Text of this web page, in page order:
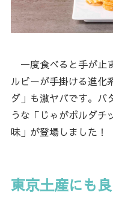
一度食べると手が止
ルビーが手掛ける進化
ダ」も激ヤバです。バ
うな「じゃがボルダチ
味」が登場しました！
東京土産にも